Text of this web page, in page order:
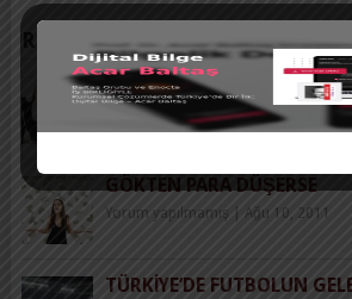
RELATED POSTS
PSIKOLOJIK SERMAYE
Yorum yapılmamış|Eki 3, 2019
GÖKTEN PARA DÜŞERSE
Yorum yapılmamış Ağu 10, 2011
TÜRKIYE’DE FUTBOLUN